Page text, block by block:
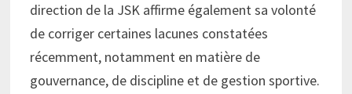
direction de la JSK affirme également sa volonté
de corriger certaines lacunes constatées
récemment, notamment en matière de
gouvernance, de discipline et de gestion sportive.